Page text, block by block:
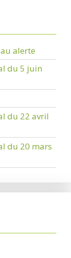
alerte
du 5 juin
du 22 avril
du 20 mars